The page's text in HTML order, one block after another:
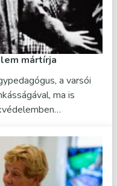
mártírja
a varsói
ma is